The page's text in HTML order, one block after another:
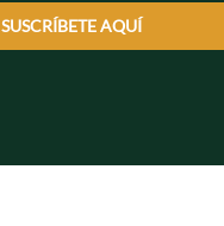
SUSCRÍBETE AQUÍ